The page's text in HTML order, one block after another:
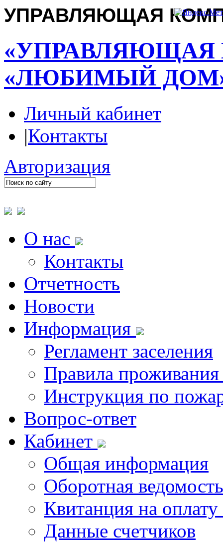
УПРАВЛЯЮЩАЯ
«ЛЮБИМЫЙ
Личный кабинет
|Контакты
Авторизация
О нас
Контакты
Отчетность
Новости
Информация
Регламент заселения
Правила
Инструкция по
Вопрос-ответ
Кабинет
Общая информация
Оборотная ведомость
Квитанция на
Данные счетчиков